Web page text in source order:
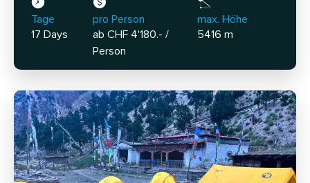
Tage
17 Days
pro Person
ab CHF 4'180.- /
Person
max. Höhe
5416 m